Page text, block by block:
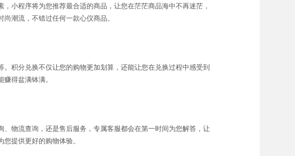
小程序将为您推荐最合适的商品，让您在茫茫商品海中不再迷茫，
潮流，不错过任何一款心仪商品。
积分兑换不仅让您的购物更加划算，还能让您在兑换过程中感受到
得盆满钵满。
物流查询，还是售后服务，专属客服都会在第一时间为您解答，让
提供更好的购物体验。